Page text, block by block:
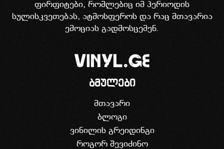
ფირფიტები, რომლებიც იმ პერიოდის
სულისკვეთებას, ატმოსფეროს და რაც მთავარია
ემოციას გადმოსცემენ.
ბმულები
მთავარი
ბლოგი
ვინილის გრეიდინგი
როგორ შევიძინო